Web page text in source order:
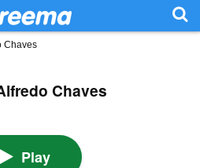
Chaves
Chaves
Play